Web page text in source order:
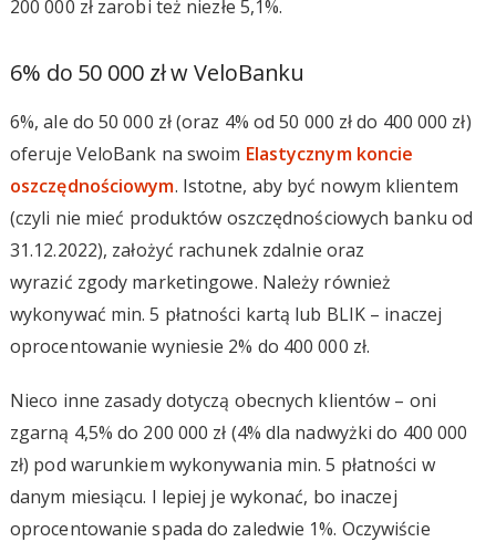
200 000 zł zarobi też niezłe 5,1%.
6% do 50 000 zł w VeloBanku
6%, ale do 50 000 zł (oraz 4% od 50 000 zł do 400 000 zł)
oferuje VeloBank na swoim Elastycznym koncie
oszczędnościowym. Istotne, aby być nowym klientem
(czyli nie mieć produktów oszczędnościowych banku od
31.12.2022), założyć rachunek zdalnie oraz
wyrazić zgody marketingowe. Należy również
wykonywać min. 5 płatności kartą lub BLIK – inaczej
oprocentowanie wyniesie 2% do 400 000 zł.
Nieco inne zasady dotyczą obecnych klientów – oni
zgarną 4,5% do 200 000 zł (4% dla nadwyżki do 400 000
zł) pod warunkiem wykonywania min. 5 płatności w
danym miesiącu. I lepiej je wykonać, bo inaczej
oprocentowanie spada do zaledwie 1%. Oczywiście